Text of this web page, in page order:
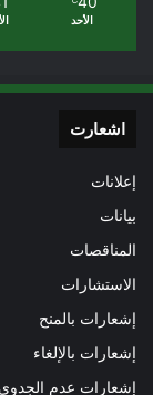
الأحد
اشعارت
إعلانات
بيانات
المناقصات
الاستشارات
إشعارات بالمنح
إشعارات بالإلغاء
إشعارات عدم الجدوى